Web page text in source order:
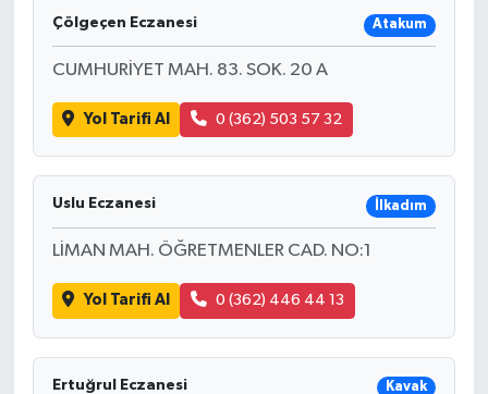
Çölgeçen Eczanesi Atakum
CUMHURİYET MAH. 83. SOK. 20 A
Yol Tarifi Al 0 (362) 503 57 32
Uslu Eczanesi İlkadım
LİMAN MAH. ÖĞRETMENLER CAD. NO:1
Yol Tarifi Al 0 (362) 446 44 13
Ertuğrul Eczanesi Kavak